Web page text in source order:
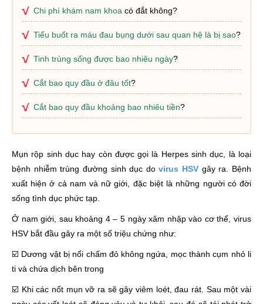
Chi phí khám nam khoa có đắt không?
Tiểu buốt ra máu đau bụng dưới sau quan hệ là bị sao?
Tinh trùng sống được bao nhiêu ngày?
Cắt bao quy đầu ở đâu tốt?
Cắt bao quy đầu khoảng bao nhiêu tiền?
Mụn rộp sinh dục hay còn được gọi là Herpes sinh dục, là loại
bệnh nhiễm trùng đường sinh dục dovirus HSV gây ra. Bệnh
xuất hiện ở cả nam và nữ giới, đặc biệt là những người có đời
sống tình dục phức tạp.
Ở nam giới, sau khoảng 4 – 5 ngày xâm nhập vào cơ thể, virus
HSV bắt đầu gây ra một số triệu chứng như:
☑️ Dương vật bị nổi chấm đỏ không ngứa, mọc thành cụm nhỏ li
ti và chứa dịch bên trong
☑️ Khi các nốt mụn vỡ ra sẽ gây viêm loét, đau rát. Sau một vài